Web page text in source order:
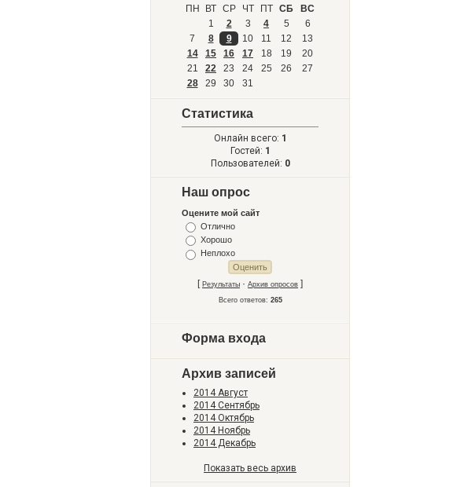
ПН
ВТ СР ЧТ ПТ СБ
ВС
1
2 3 4 5
6
7
8 9 10 11 12
13
14
15 16 17 18 19
20
21
22 23 24 25 26
27
28
29 30 31
Статистика
Онлайн всего: 1
Гостей: 1
Пользователей: 0
Наш опрос
Оцените мой сайт
Отлично
Хорошо
Неплохо
[ Результаты · Архив опросов ]
Всего ответов: 265
Форма входа
Архив записей
2014 Август
2014 Сентябрь
2014 Октябрь
2014 Ноябрь
2014 Декабрь
Показать весь архив